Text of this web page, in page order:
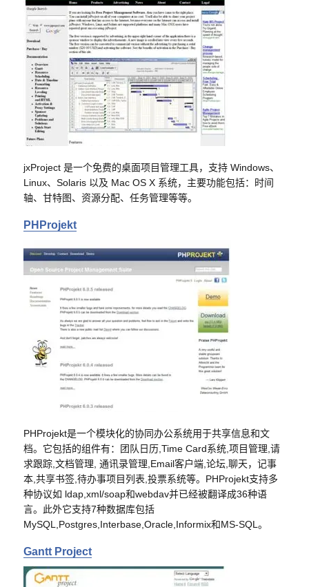
jxProject 是一个免费的桌面项目管理工具，支持 Windows、
Linux、Solaris 以及 Mac OS X 系统，主要功能包括：时间
轴、甘特图、资源分配、任务管理等等。
PHProjekt
PHProjekt是一个模块化的协同办公系统用于共享信息和文
档。它包括的组件有：团队日历,Time Card系统,项目管理,请
求跟踪,文档管理, 通讯录管理,Email客户端,论坛,聊天，记事
本,共享书签,待办事项目列表,投票系统等。PHProjekt支持多
种协议如 ldap,xml/soap和webdav并已经被翻译成36种语
言。此外它支持7种数据库包括
MySQL,Postgres,Interbase,Oracle,Informix和MS-SQL。
Gantt Project